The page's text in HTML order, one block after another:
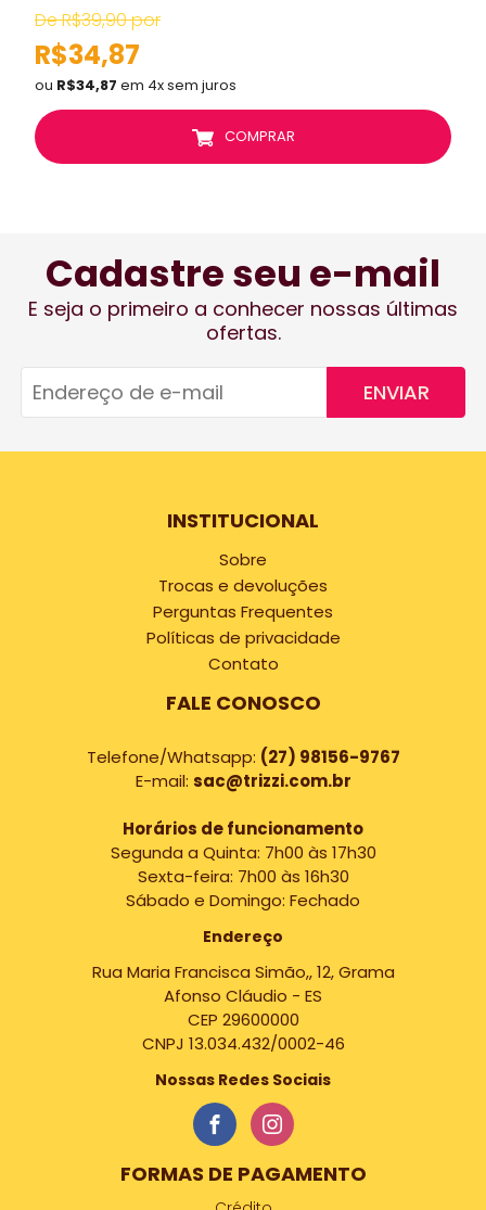
De R$39,90 por
R$34,87
ou R$34,87 em 4x sem juros
COMPRAR
Cadastre seu e-mail
E seja o primeiro a conhecer nossas últimas
ofertas.
ENVIAR
INSTITUCIONAL
Sobre
Trocas e devoluções
Perguntas Frequentes
Políticas de privacidade
Contato
FALE CONOSCO
Telefone/Whatsapp: (27) 98156-9767
E-mail: sac@trizzi.com.br
Horários de funcionamento
Segunda a Quinta: 7h00 às 17h30
Sexta-feira: 7h00 às 16h30
Sábado e Domingo: Fechado
Endereço
Rua Maria Francisca Simão,, 12, Grama
Afonso Cláudio - ES
CEP 29600000
CNPJ 13.034.432/0002-46
Nossas Redes Sociais
FORMAS DE PAGAMENTO